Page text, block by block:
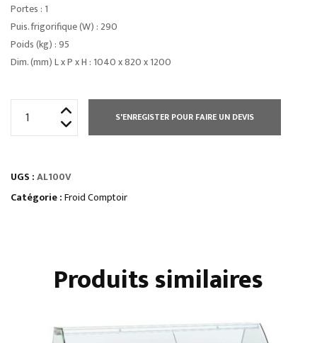
Portes : 1
Puis. frigorifique (W) : 290
Poids (kg) : 95
Dim. (mm) L x P x H : 1040 x 820 x 1200
droit
froid
S'ENREGISTER POUR FAIRE UN DEVIS
UGS :AL100V
Catégorie :Froid Comptoir
Produits similaires